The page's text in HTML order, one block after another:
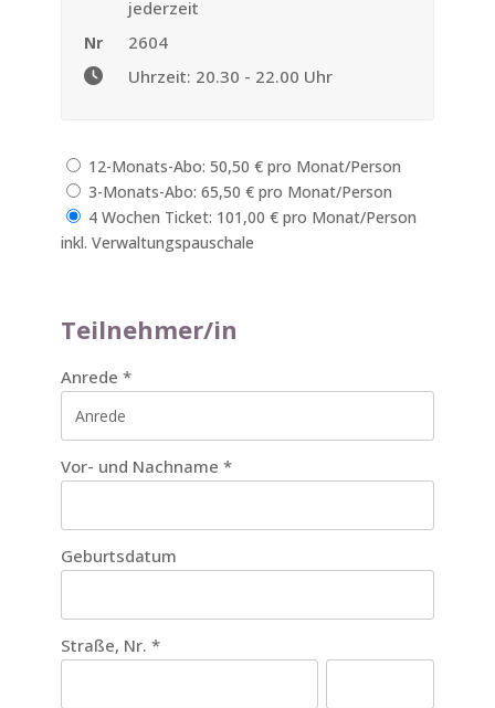
jederzeit
Nr
2604
Uhrzeit: 20.30 - 22.00 Uhr
12-Monats-Abo: 50,50 € pro Monat/Person
3-Monats-Abo: 65,50 € pro Monat/Person
4 Wochen Ticket: 101,00 € pro Monat/Person
inkl. Verwaltungspauschale
Teilnehmer/in
Anrede *
Vor- und Nachname *
Geburtsdatum
Straße, Nr. *